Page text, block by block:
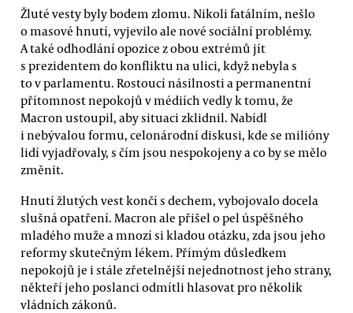
Žluté vesty byly bodem zlomu. Nikoli fatálním, nešlo
o masové hnutí, vyjevilo ale nové sociální problémy.
A také odhodlání opozice z obou extrémů jít
s prezidentem do konfliktu na ulici, když nebyla s
to v parlamentu. Rostoucí násilnosti a permanentní
přítomnost nepokojů v médiích vedly k tomu, že
Macron ustoupil, aby situaci zklidnil. Nabídl
i nebývalou formu, celonárodní diskusi, kde se milióny
lidí vyjadřovaly, s čím jsou nespokojeny a co by se mělo
změnit.
Hnutí žlutých vest končí s dechem, vybojovalo docela
slušná opatření. Macron ale přišel o pel úspěšného
mladého muže a mnozí si kladou otázku, zda jsou jeho
reformy skutečným lékem. Přímým důsledkem
nepokojů je i stále zřetelnější nejednotnost jeho strany,
někteří jeho poslanci odmítli hlasovat pro několik
vládních zákonů.